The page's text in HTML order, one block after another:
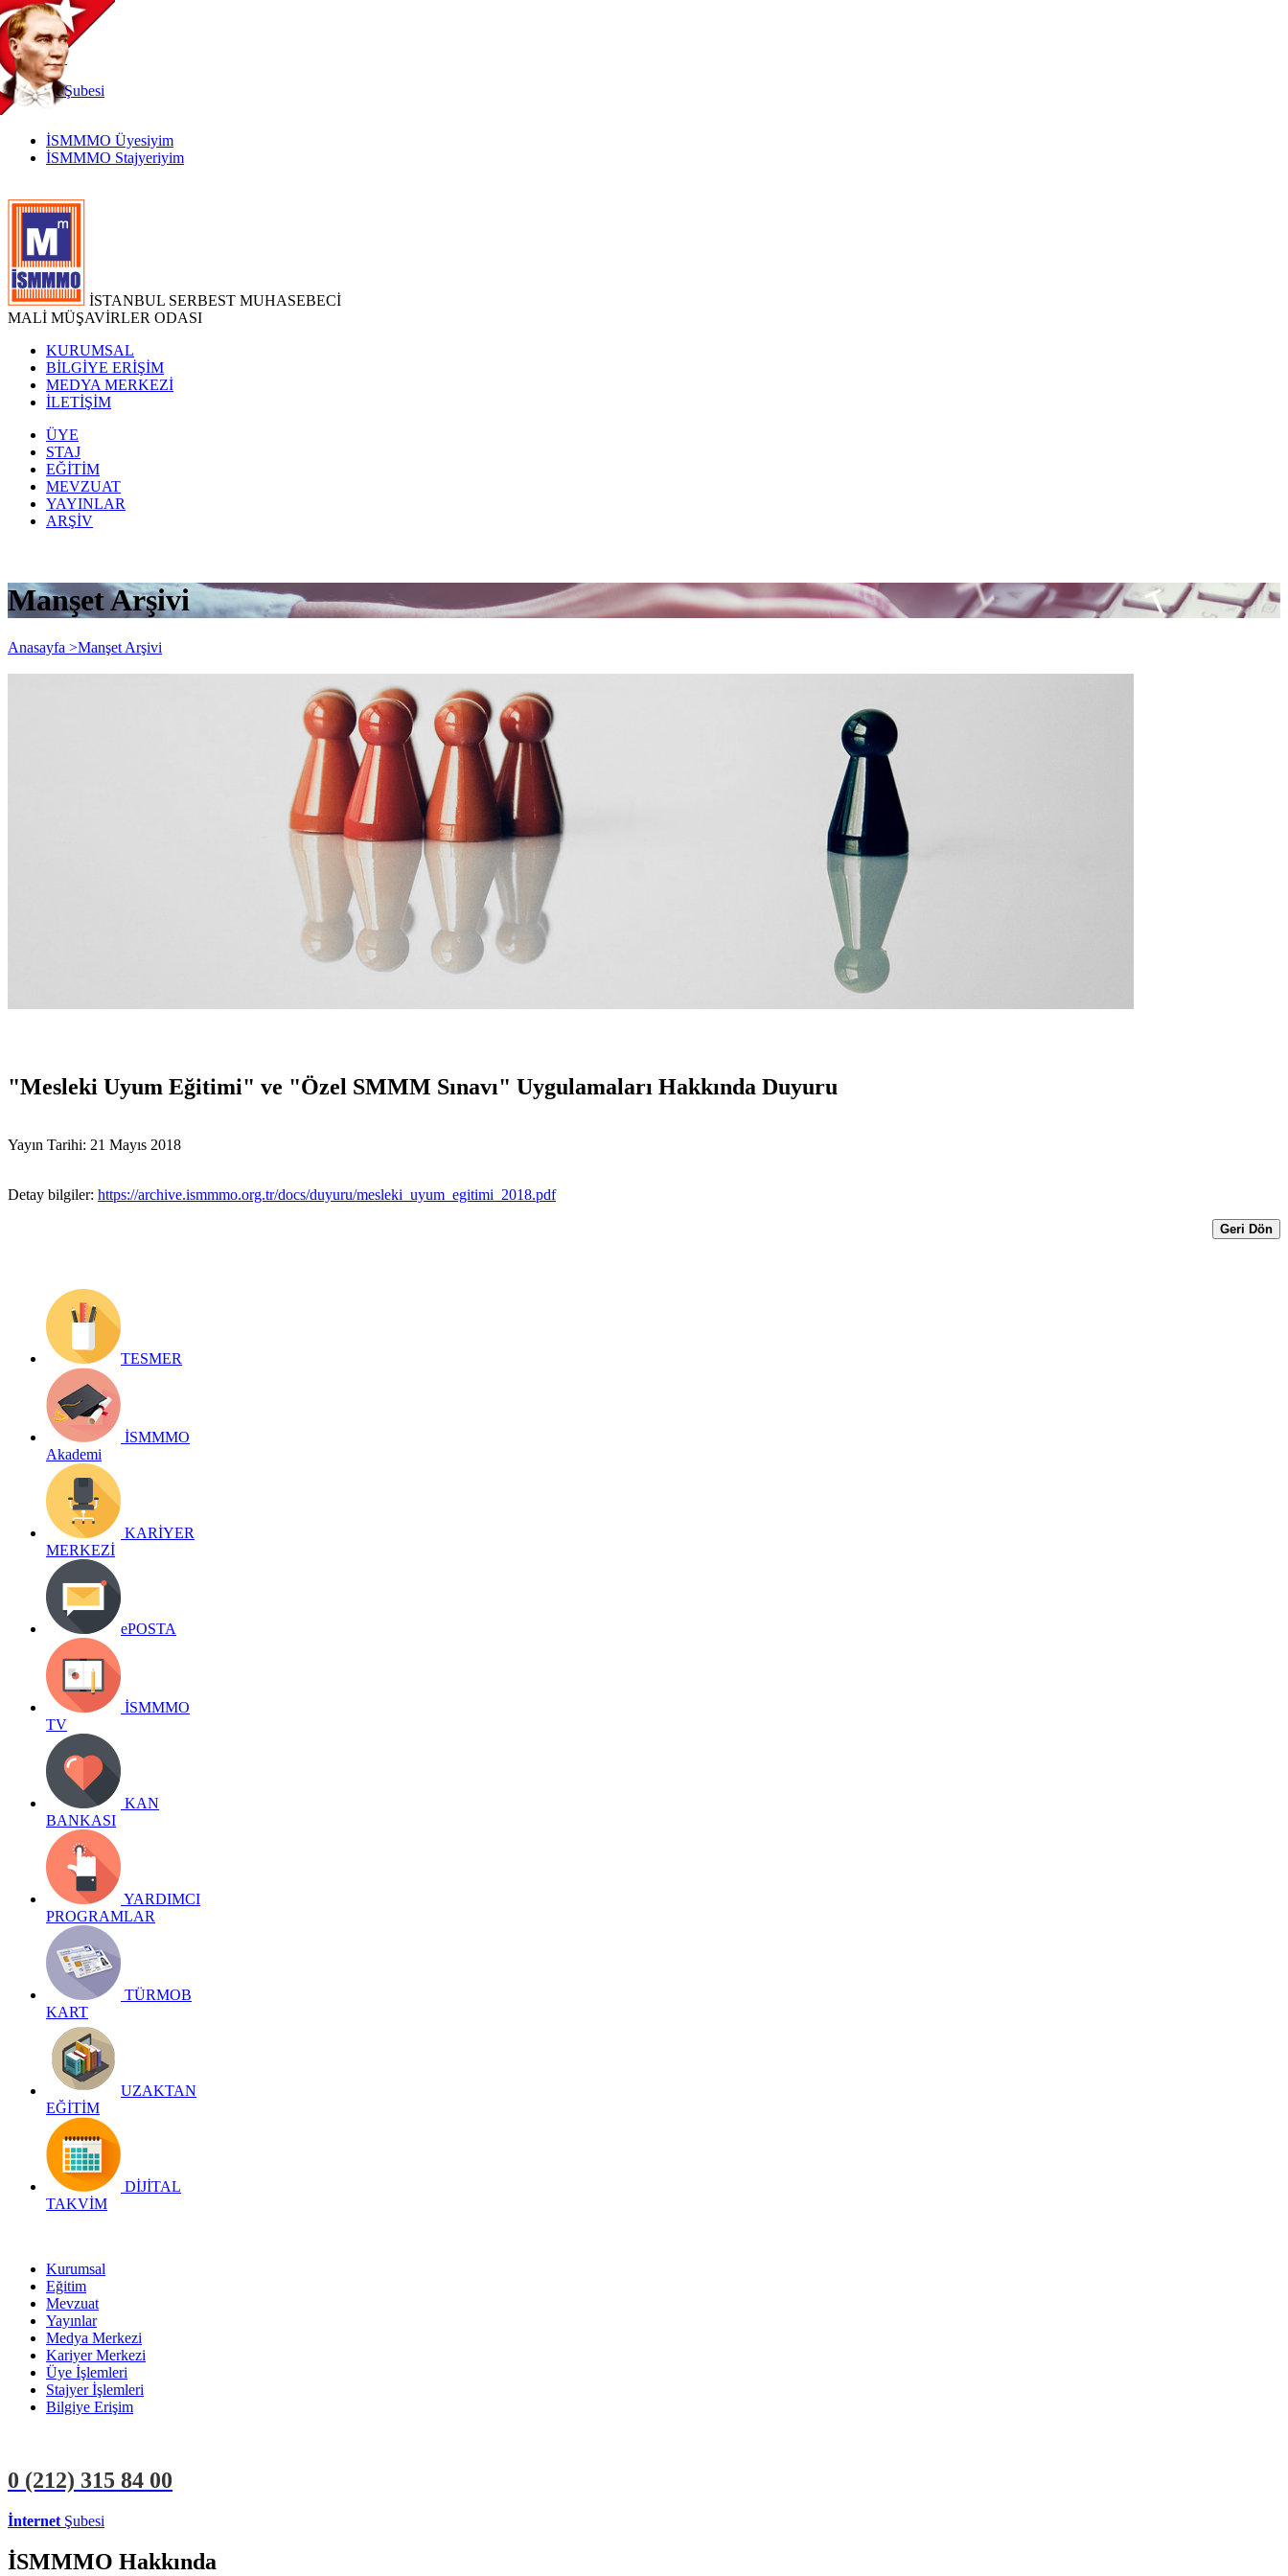
TR
|
EN
İnternetŞubesi
İSMMMO Üyesiyim
İSMMMO Stajyeriyim
İSTANBUL SERBEST MUHASEBECİ
MALİ MÜŞAVİRLER ODASI
KURUMSAL
BİLGİYE ERİŞİM
MEDYA MERKEZİ
İLETİŞİM
ÜYE
STAJ
EĞİTİM
MEVZUAT
YAYINLAR
ARŞİV
Manşet Arşivi
Anasayfa >Manşet Arşivi
"Mesleki Uyum Eğitimi" ve "Özel SMMM Sınavı" Uygulamaları Hakkında Duyuru
Yayın Tarihi: 21 Mayıs 2018
Detay bilgiler: https://archive.ismmmo.org.tr/docs/duyuru/mesleki_uyum_egitimi_2018.pdf
Geri Dön
TESMER
İSMMMO
Akademi
KARİYER
MERKEZİ
ePOSTA
İSMMMO
TV
KAN
BANKASI
YARDIMCI
PROGRAMLAR
TÜRMOB
KART
UZAKTAN
EĞİTİM
DİJİTAL
TAKVİM
Kurumsal
Eğitim
Mevzuat
Yayınlar
Medya Merkezi
Kariyer Merkezi
Üye İşlemleri
Stajyer İşlemleri
Bilgiye Erişim
0 (212) 315 84 00
İnternet Şubesi
İSMMMO Hakkında